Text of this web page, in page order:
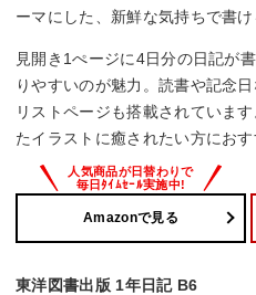
ーマにした、新鮮な気持ちで書け
見開き1ぺージに4日分の日記が
りやすいのが魅力。読書や記念
リストページも搭載されていま
たイラストに癒されたい方におす
Amazonで見る
東洋図書出版 1年日記 B6